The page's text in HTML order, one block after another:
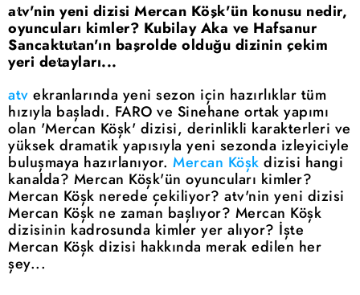
atv'nin yeni dizisi Mercan Köşk'ün konusu nedir,
oyuncuları kimler? Kubilay Aka ve Hafsanur
Sancaktutan'ın başrolde olduğu dizinin çekim
yeri detayları...
atv ekranlarında yeni sezon için hazırlıklar tüm
hızıyla başladı. FARO ve Sinehane ortak yapımı
olan 'Mercan Köşk' dizisi, derinlikli karakterleri ve
yüksek dramatik yapısıyla yeni sezonda izleyiciyle
buluşmaya hazırlanıyor. Mercan Köşk dizisi hangi
kanalda? Mercan Köşk'ün oyuncuları kimler?
Mercan Köşk nerede çekiliyor? atv'nin yeni dizisi
Mercan Köşk ne zaman başlıyor? Mercan Köşk
dizisinin kadrosunda kimler yer alıyor? İşte
Mercan Köşk dizisi hakkında merak edilen her
şey...